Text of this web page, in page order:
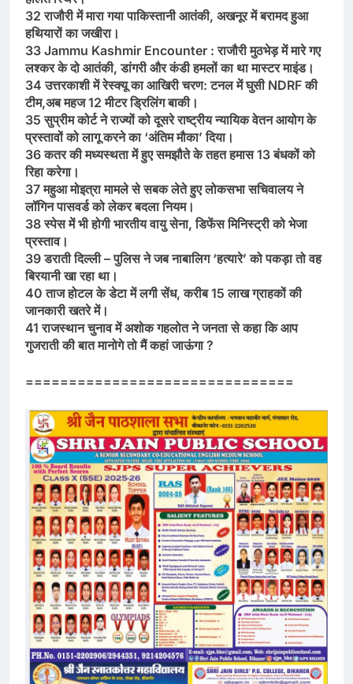
32 राजौरी में मारा गया पाकिस्तानी आतंकी, अखनूर में बरामद हुआ
हथियारों का जखीरा।
33 Jammu Kashmir Encounter : राजौरी मुठभेड़ में मारे गए
लश्कर के दो आतंकी, डांगरी और कंडी हमलों का था मास्टर माइंड।
34 उत्तरकाशी में रेस्क्यू का आखिरी चरण: टनल में घुसी NDRF की
टीम,अब महज 12 मीटर ड्रिलिंग बाकी।
35 सुप्रीम कोर्ट ने राज्यों को दूसरे राष्ट्रीय न्यायिक वेतन आयोग के
प्रस्तावों को लागू करने का ‘अंतिम मौका’ दिया।
36 कतर की मध्यस्थता में हुए समझौते के तहत हमास 13 बंधकों को
रिहा करेगा।
37 महुआ मोइत्रा मामले से सबक लेते हुए लोकसभा सचिवालय ने
लॉगिन पासवर्ड को लेकर बदला नियम।
38 स्पेस में भी होगी भारतीय वायु सेना, डिफेंस मिनिस्ट्री को भेजा
प्रस्ताव।
39 डराती दिल्ली – पुलिस ने जब नाबालिग ‘हत्यारे’ को पकड़ा तो वह
बिरयानी खा रहा था।
40 ताज होटल के डेटा में लगी सेंध, करीब 15 लाख ग्राहकों की
जानकारी खतरे में।
41 राजस्थान चुनाव में अशोक गहलोत ने जनता से कहा कि आप
गुजराती की बात मानोगे तो मैं कहां जाऊंगा ?
===============================